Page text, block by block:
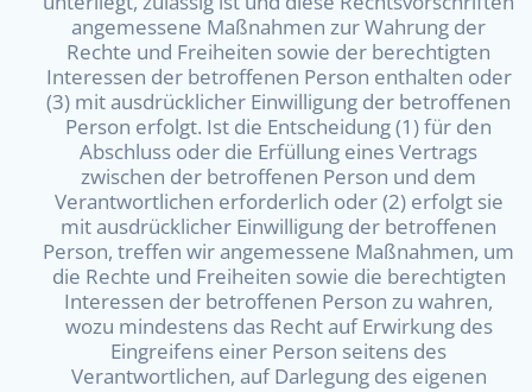
angemessene Maßnahmen zur Wahrung der
Rechte und Freiheiten sowie der berechtigten
Interessen der betroffenen Person enthalten oder
(3) mit ausdrücklicher Einwilligung der betroffenen
Person erfolgt. Ist die Entscheidung (1) für den
Abschluss oder die Erfüllung eines Vertrags
zwischen der betroffenen Person und dem
Verantwortlichen erforderlich oder (2) erfolgt sie
mit ausdrücklicher Einwilligung der betroffenen
Person, treffen wir angemessene Maßnahmen, um
die Rechte und Freiheiten sowie die berechtigten
Interessen der betroffenen Person zu wahren,
wozu mindestens das Recht auf Erwirkung des
Eingreifens einer Person seitens des
Verantwortlichen, auf Darlegung des eigenen